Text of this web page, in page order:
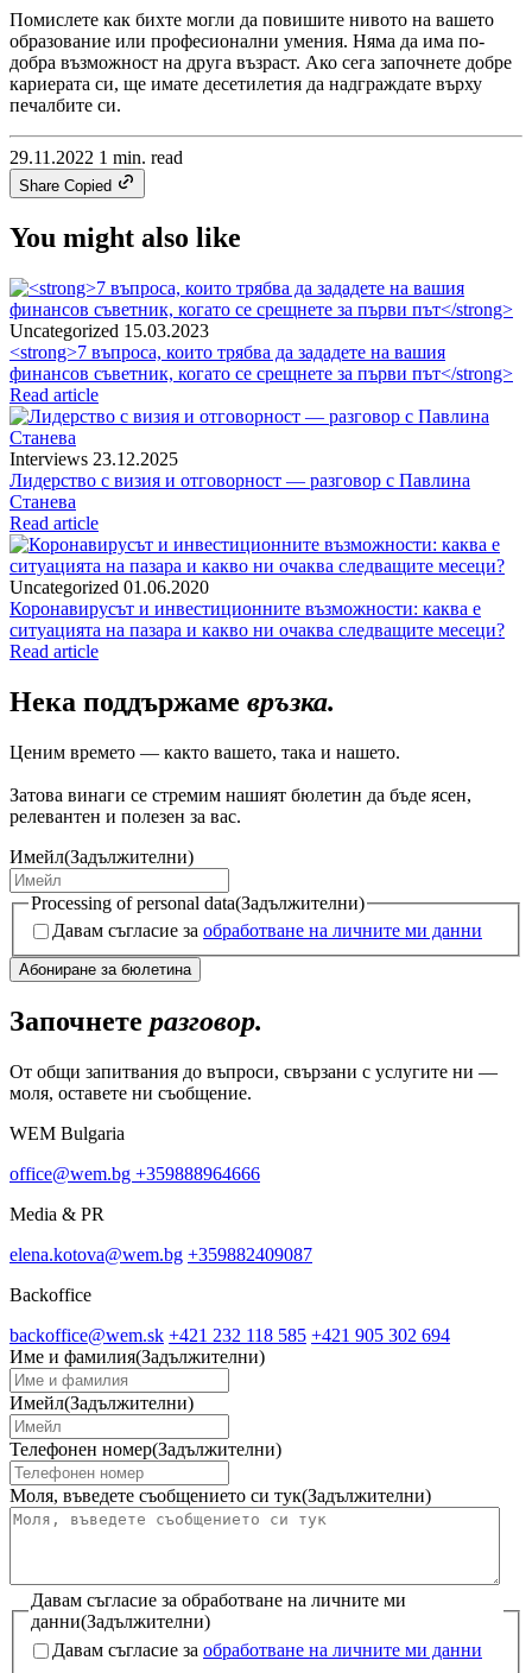
Помислете как бихте могли да повишите нивото на вашето
образование или професионални умения. Няма да има по-
добра възможност на друга възраст. Ако сега започнете добре
кариерата си, ще имате десетилетия да надграждате върху
печалбите си.
29.11.2022 1 min. read
Share Copied
You might also like
Uncategorized 15.03.2023
<strong>7 въпроса, които трябва да зададете на вашия
финансов съветник, когато се срещнете за първи път</strong>
Read article
Interviews 23.12.2025
Лидерство с визия и отговорност — разговор с Павлина
Станева
Read article
Uncategorized 01.06.2020
Коронавирусът и инвестиционните възможности: каква е
ситуацията на пазара и какво ни очаква следващите месеци?
Read article
Нека поддържаме връзка.
Ценим времето — както вашето, така и нашето.
Затова винаги се стремим нашият бюлетин да бъде ясен,
релевантен и полезен за вас.
Имейл(Задължителни)
Processing of personal data(Задължителни)
Давам съгласие за обработване на личните ми данни
Започнете разговор.
От общи запитвания до въпроси, свързани с услугите ни —
моля, оставете ни съобщение.
WEM Bulgaria
office@wem.bg +359888964666
Media & PR
elena.kotova@wem.bg +359882409087
Backoffice
backoffice@wem.sk +421 232 118 585 +421 905 302 694
Име и фамилия(Задължителни)
Имейл(Задължителни)
Телефонен номер(Задължителни)
Моля, въведете съобщението си тук(Задължителни)
Давам съгласие за обработване на личните ми
данни(Задължителни)
Давам съгласие за обработване на личните ми данни